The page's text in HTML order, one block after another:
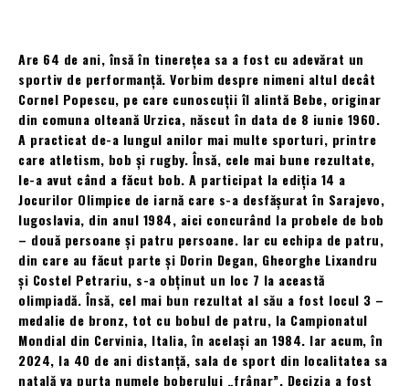
Are 64 de ani, însă în tinerețea sa a fost cu adevărat un
sportiv de performanță. Vorbim despre nimeni altul decât
Cornel Popescu, pe care cunoscuții îl alintă Bebe, originar
din comuna olteană Urzica, născut în data de 8 iunie 1960.
A practicat de-a lungul anilor mai multe sporturi, printre
care atletism, bob și rugby. Însă, cele mai bune rezultate,
le-a avut când a făcut bob. A participat la ediția 14 a
Jocurilor Olimpice de iarnă care s-a desfășurat în Sarajevo,
Iugoslavia, din anul 1984, aici concurând la probele de bob
– două persoane și patru persoane. Iar cu echipa de patru,
din care au făcut parte și Dorin Degan, Gheorghe Lixandru
și Costel Petrariu, s-a obținut un loc 7 la această
olimpiadă. Însă, cel mai bun rezultat al său a fost locul 3 –
medalie de bronz, tot cu bobul de patru, la Campionatul
Mondial din Cervinia, Italia, în același an 1984. Iar acum, în
2024, la 40 de ani distanță, sala de sport din localitatea sa
natală va purta numele boberului „frânar”. Decizia a fost